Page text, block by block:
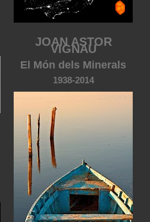
JOAN ASTOR
VIGNAU
El Món dels Minerals
1938-2014